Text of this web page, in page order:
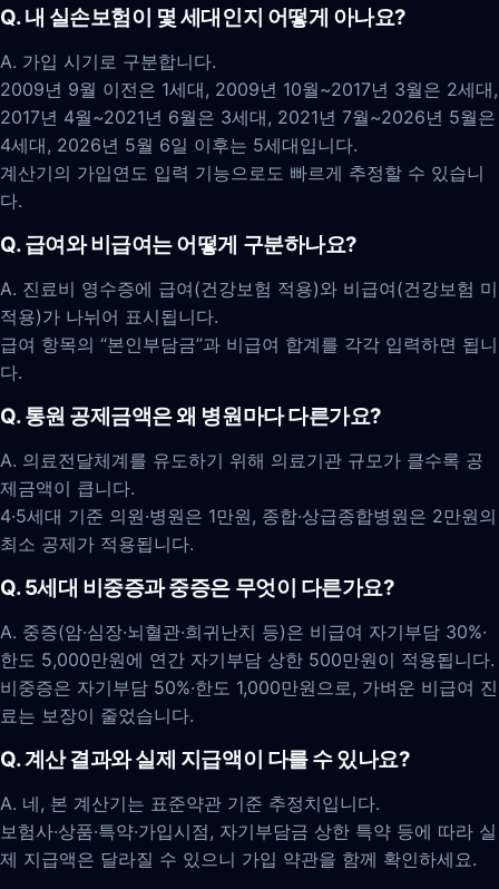
Q. 내 실손보험이 몇 세대인지 어떻게 아나요?
A. 가입 시기로 구분합니다.
2009년 9월 이전은 1세대, 2009년 10월~2017년 3월은 2세대,
2017년 4월~2021년 6월은 3세대, 2021년 7월~2026년 5월은
4세대, 2026년 5월 6일 이후는 5세대입니다.
계산기의 가입연도 입력 기능으로도 빠르게 추정할 수 있습니
다.
Q. 급여와 비급여는 어떻게 구분하나요?
A. 진료비 영수증에 급여(건강보험 적용)와 비급여(건강보험 미
적용)가 나뉘어 표시됩니다.
급여 항목의 “본인부담금”과 비급여 합계를 각각 입력하면 됩니
다.
Q. 통원 공제금액은 왜 병원마다 다른가요?
A. 의료전달체계를 유도하기 위해 의료기관 규모가 클수록 공
제금액이 큽니다.
4·5세대 기준 의원·병원은 1만원, 종합·상급종합병원은 2만원의
최소 공제가 적용됩니다.
Q. 5세대 비중증과 중증은 무엇이 다른가요?
A. 중증(암·심장·뇌혈관·희귀난치 등)은 비급여 자기부담 30%·
한도 5,000만원에 연간 자기부담 상한 500만원이 적용됩니다.
비중증은 자기부담 50%·한도 1,000만원으로, 가벼운 비급여 진
료는 보장이 줄었습니다.
Q. 계산 결과와 실제 지급액이 다를 수 있나요?
A. 네, 본 계산기는 표준약관 기준 추정치입니다.
보험사·상품·특약·가입시점, 자기부담금 상한 특약 등에 따라 실
제 지급액은 달라질 수 있으니 가입 약관을 함께 확인하세요.